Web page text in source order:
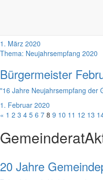
In seinem Statement im Monat
1. März 2020
Thema: Neujahrsempfang 2020
Bürgermeister
"16 Jahre Neujahrsempfang der
1. Februar 2020
« 1 2 3 4 5 6 7 8 9 10 11 12 13
Gemeinderat
20 Jahre